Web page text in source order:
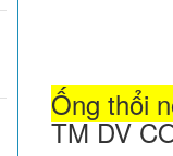
Ống thổi
TM DV